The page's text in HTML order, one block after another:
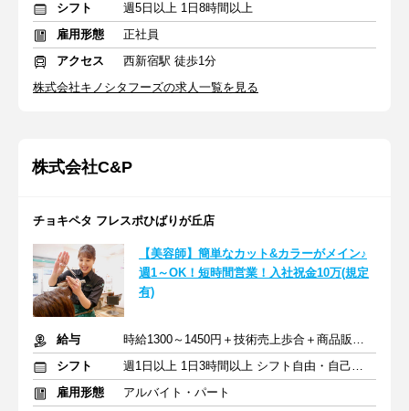
シフト
週5日以上 1日8時間以上
雇用形態
正社員
アクセス
西新宿駅 徒歩1分
株式会社キノシタフーズの求人一覧を見る
株式会社C&P
チョキペタ フレスポひばりが丘店
【美容師】簡単なカット&カラーがメイン♪
週1～OK！短時間営業！入社祝金10万(規定
有)
給与
時給1300～1450円＋技術売上歩合＋商品販売手当
シフト
週1日以上 1日3時間以上 シフト自由・自己申告
雇用形態
アルバイト・パート